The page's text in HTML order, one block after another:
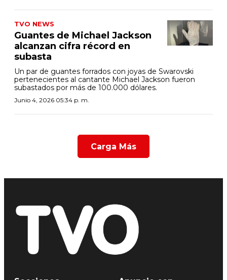
TVO NEWS
Guantes de Michael Jackson
alcanzan cifra récord en
subasta
Un par de guantes forrados con joyas de Swarovski
pertenecientes al cantante Michael Jackson fueron
subastados por más de 100.000 dólares.
Junio 4, 2026 05:34 p. m.
Carga Más